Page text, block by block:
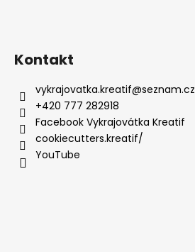
Kontakt
vykrajovatka.kreatif@seznam.cz
+420 777 282918
Facebook Vykrajovátka Kreatif
cookiecutters.kreatif/
YouTube